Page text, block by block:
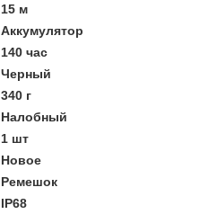
15 м
Аккумулятор
140 час
Черный
340 г
Налобный
1 шт
Новое
Ремешок
IP68